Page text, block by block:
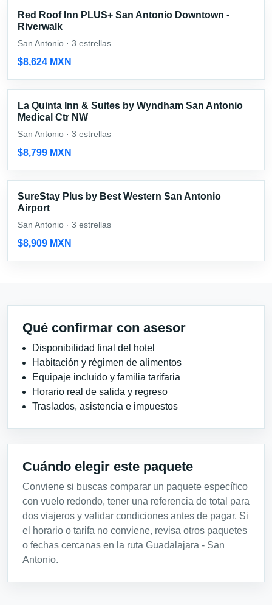
Red Roof Inn PLUS+ San Antonio Downtown -
Riverwalk
San Antonio · 3 estrellas
$8,624 MXN
La Quinta Inn & Suites by Wyndham San Antonio
Medical Ctr NW
San Antonio · 3 estrellas
$8,799 MXN
SureStay Plus by Best Western San Antonio
Airport
San Antonio · 3 estrellas
$8,909 MXN
Qué confirmar con asesor
Disponibilidad final del hotel
Habitación y régimen de alimentos
Equipaje incluido y familia tarifaria
Horario real de salida y regreso
Traslados, asistencia e impuestos
Cuándo elegir este paquete
Conviene si buscas comparar un paquete específico
con vuelo redondo, tener una referencia de total para
dos viajeros y validar condiciones antes de pagar. Si
el horario o tarifa no conviene, revisa otros paquetes
o fechas cercanas en la ruta Guadalajara - San
Antonio.